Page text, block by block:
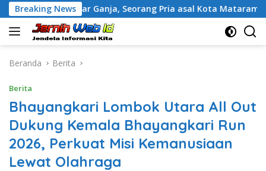
Langsung
ke
konten
Breaking News
Pengedar Ganja, Seorang Pria asal Kota Mataram
Beranda Berita
Berita
Bhayangkari Lombok Utara All Out
Dukung Kemala Bhayangkari Run
2026, Perkuat Misi Kemanusiaan
Lewat Olahraga